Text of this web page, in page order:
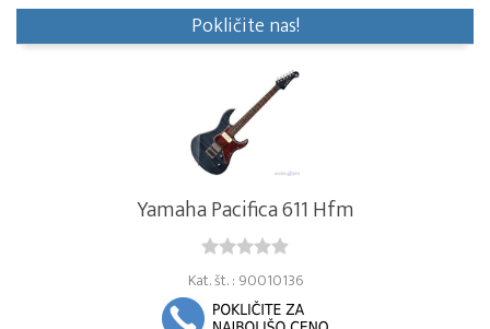
Pokličite nas!
Yamaha Pacifica 611 Hfm
Kat. št. : 90010136